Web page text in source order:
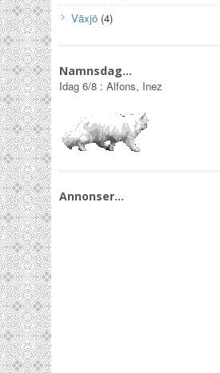
Växjö (4)
Namnsdag…
Idag 6/8 : Alfons, Inez
Annonser…